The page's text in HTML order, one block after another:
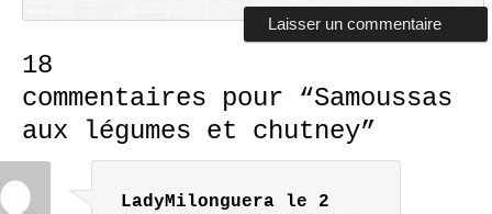
18
commentaires pour “Samoussas
aux légumes et chutney”
LadyMilonguera
le 2